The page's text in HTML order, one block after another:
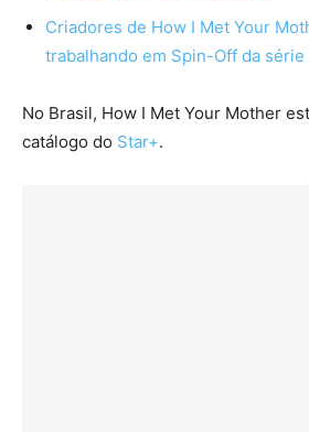
Criadores de How I Met Your
trabalhando em Spin-Off da série
No Brasil, How I Met Your Mother
catálogo do Star+.